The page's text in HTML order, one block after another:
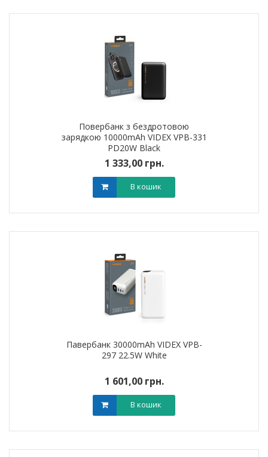
Повербанк з бездротовою
зарядкою 10000mAh VIDEX VPB-331
PD20W Black
1 333,00 грн.
В кошик
Павербанк 30000mAh VIDEX VPB-
297 22.5W White
1 601,00 грн.
В кошик